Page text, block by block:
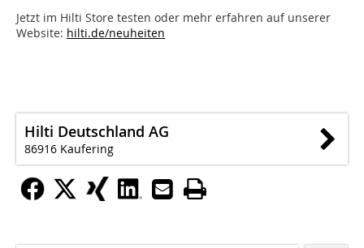
Jetzt im Hilti Store testen oder mehr erfahren auf unserer
Website: hilti.de/neuheiten
Hilti Deutschland AG
86916 Kaufering